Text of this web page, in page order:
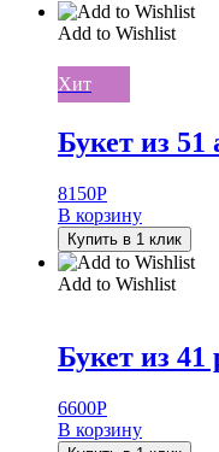
Add to Wishlist
Хит
Букет из 51
8150Р
В корзину
Купить в 1 клик
Add to Wishlist
Букет из
6600Р
В корзину